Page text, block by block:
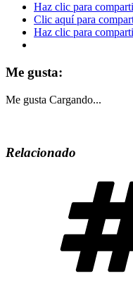
Haz clic para
Clic aquí para
Haz clic para
Me gusta:
Me gusta Cargando...
Relacionado